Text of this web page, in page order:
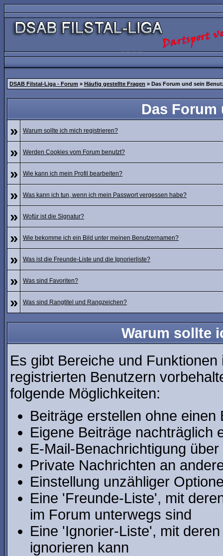
DSAB Filstal-Liga - Forum » Häufig gestellte Fragen » Das Forum und sein
Das
»
Warum sollte ich mich registrieren?
» Werden Cookies vom Forum benutzt?
» Wie kann ich mein Profil bearbeiten?
» Was kann ich tun, wenn ich mein Passwort vergessen habe?
» Wofür ist die Signatur?
» Wie bekomme ich ein Bild unter meinen Benutzernamen?
» Was ist die Freunde-Liste und die Ignorierliste?
» Was sind Favoriten?
» Was sind Rangtitel und Rangzeichen?
Warum sollte
Es gibt Bereiche und
registrierten Benutzern
folgende Möglichkeiten:
Beiträge erstellen ohne
Eigene Beiträge nachträglich
E-Mail-Benachrichtigung
Private Nachrichten an
Einstellung unzähliger
Eine 'Freunde-Liste', mit
im Forum unterwegs sind
Eine 'Ignorier-Liste', mit
ignorieren kann